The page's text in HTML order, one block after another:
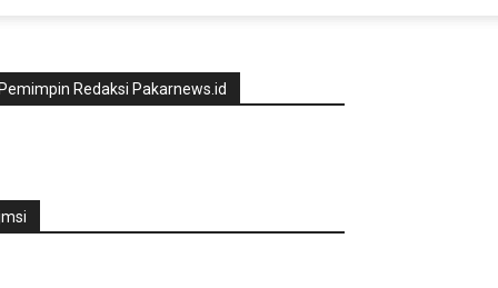
Pemimpin Redaksi Pakarnews.id